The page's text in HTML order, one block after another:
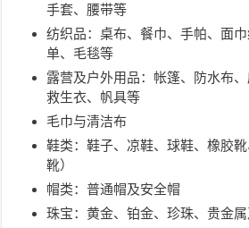
手套、腰带等
纺织品：桌布、餐巾、手帕、面
单、毛毯等
露营及户外用品：帐篷、防水布、
救生衣、帆具等
毛巾与清洁布
鞋类：鞋子、凉鞋、球鞋、橡胶
靴）
帽类：普通帽及安全帽
珠宝：黄金、铂金、珍珠、贵金